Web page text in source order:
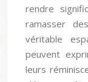
rendre
ramasser
véritable
peuvent
leurs